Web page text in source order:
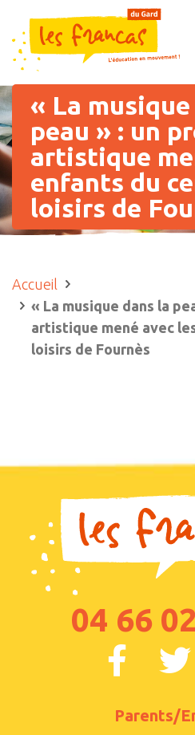
« La
peau » : un
artistique
enfants du
loisirs de
Accueil
« La musique dans la
artistique mené avec
loisirs de Fournès
04 66
Parents/